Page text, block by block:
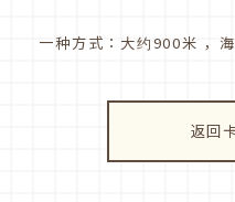
一种方式：大约900米 ，
返回